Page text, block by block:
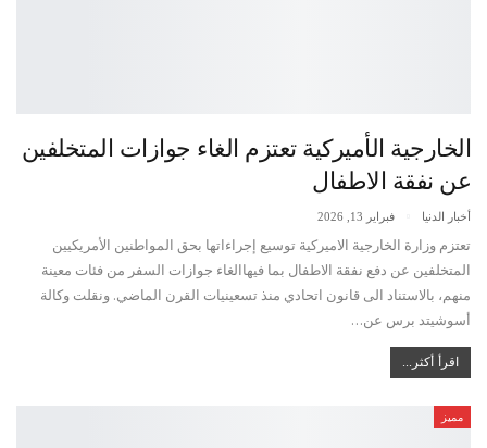
الخارجية الأميركية تعتزم الغاء جوازات المتخلفين
عن نفقة الاطفال
أخبار الدنيا فبراير 13, 2026
تعتزم وزارة الخارجية الاميركية توسيع إجراءاتها بحق المواطنين الأمريكيين
المتخلفين عن دفع نفقة الاطفال بما فيهاالغاء جوازات السفر من فئات معينة
منهم، بالاستناد الى قانون اتحادي منذ تسعينيات القرن الماضي. ونقلت وكالة
أسوشيتد برس عن…
اقرأ أكثر...
مميز